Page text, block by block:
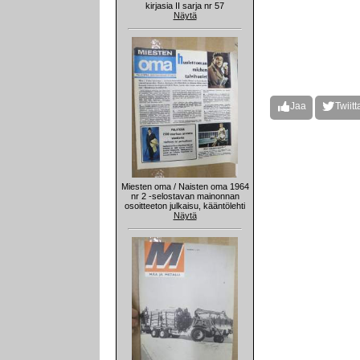
kirjasia II sarja nr 57
Näytä
Miesten oma / Naisten oma 1964
nr 2 -selostavan mainonnan
osoitteeton julkaisu, kääntölehti
Näytä
Jaa